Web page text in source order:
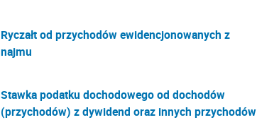
Ryczałt od przychodów ewidencjonowanych z
najmu
Stawka podatku dochodowego od dochodów
(przychodów) z dywidend oraz innych przychodów